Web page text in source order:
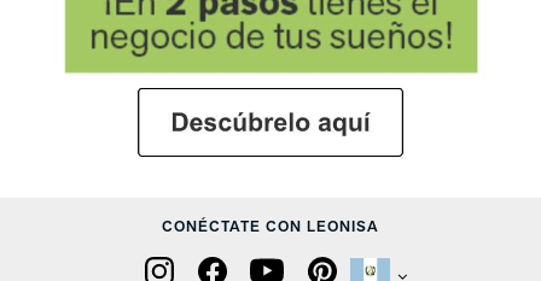
CONÉCTATE CON LEONISA